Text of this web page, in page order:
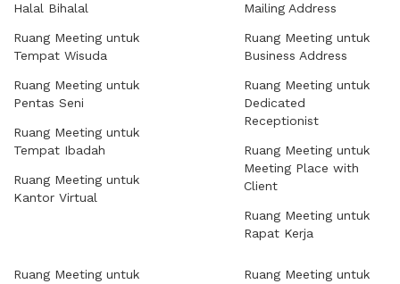
Halal Bihalal
Ruang Meeting untuk
Tempat Wisuda
Ruang Meeting untuk
Pentas Seni
Ruang Meeting untuk
Tempat Ibadah
Ruang Meeting untuk
Kantor Virtual
Mailing Address
Ruang Meeting untuk
Business Address
Ruang Meeting untuk
Dedicated
Receptionist
Ruang Meeting untuk
Meeting Place with
Client
Ruang Meeting untuk
Rapat Kerja
Ruang Meeting untuk
Ruang Meeting untuk